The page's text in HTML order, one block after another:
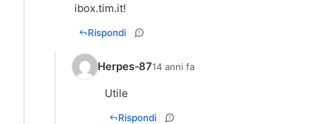
ibox.tim.it!
Rispondi
Herpes-8714 anni fa
Utile
Rispondi